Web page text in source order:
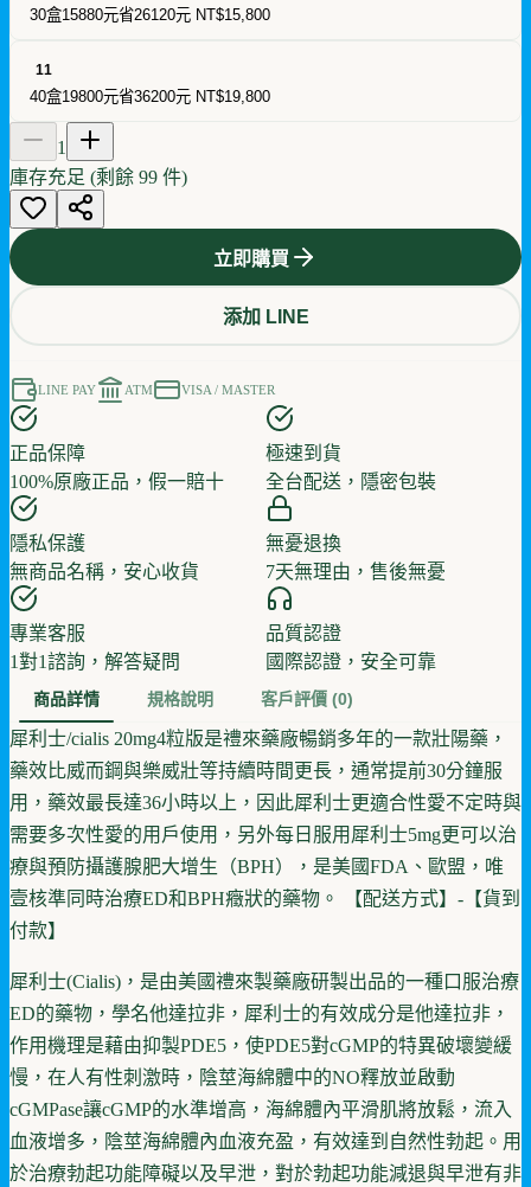
30盒15880元省26120元 NT$15,800
11
40盒19800元省36200元 NT$19,800
1
庫存充足 (剩餘 99 件)
立即購買
添加 LINE
LINE PAY ATM VISA / MASTER
正品保障
100%原廠正品，假一賠十
極速到貨
全台配送，隱密包裝
隱私保護
無商品名稱，安心收貨
無憂退換
7天無理由，售後無憂
專業客服
1對1諮詢，解答疑問
品質認證
國際認證，安全可靠
商品詳情 規格說明 客戶評價 (0)
犀利士/cialis 20mg4粒版是禮來藥廠暢銷多年的一款壯陽藥，
藥效比威而鋼與樂威壯等持續時間更長，通常提前30分鐘服
用，藥效最長達36小時以上，因此犀利士更適合性愛不定時與
需要多次性愛的用戶使用，另外每日服用犀利士5mg更可以治
療與預防攝護腺肥大增生（BPH），是美國FDA、歐盟，唯
壹核準同時治療ED和BPH癥狀的藥物。 【配送方式】-【貨到
付款】
犀利士(Cialis)，是由美國禮來製藥廠研製出品的一種口服治療
ED的藥物，學名他達拉非，犀利士的有效成分是他達拉非，
作用機理是藉由抑製PDE5，使PDE5對cGMP的特異破壞變緩
慢，在人有性刺激時，陰莖海綿體中的NO釋放並啟動
cGMPase讓cGMP的水準增高，海綿體內平滑肌將放鬆，流入
血液增多，陰莖海綿體內血液充盈，有效達到自然性勃起。用
於治療勃起功能障礙以及早泄，對於勃起功能減退與早泄有非